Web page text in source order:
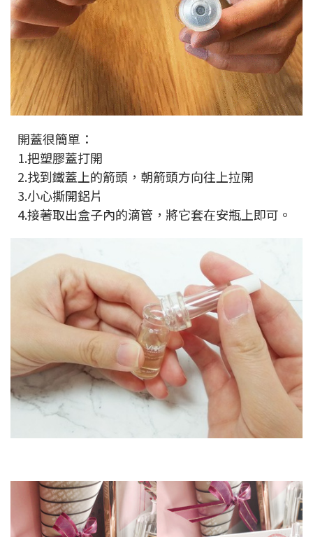
開蓋很簡單：
1.把塑膠蓋打開
2.找到鐵蓋上的箭頭，朝箭頭方向往上拉開
3.小心撕開鋁片
4.接著取出盒子內的滴管，將它套在安瓶上即可。